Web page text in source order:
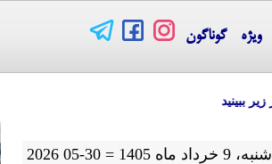
ویژه گوناگون
شنبه، 9 خرداد ماه 1405 = 30-05 2026